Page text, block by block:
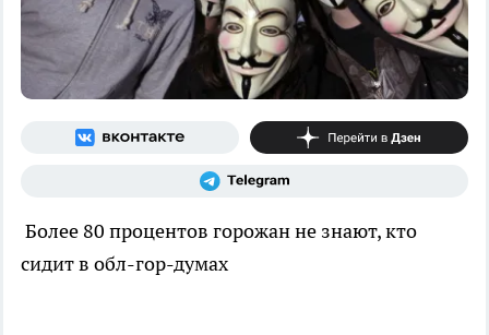
Более 80 процентов горожан не знают, кто
сидит в обл-гор-думах